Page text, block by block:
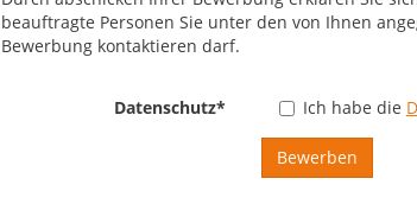
beauftragte Personen Sie unter den von Ihnen
Bewerbung kontaktieren darf.
Datenschutz* Ich habe die